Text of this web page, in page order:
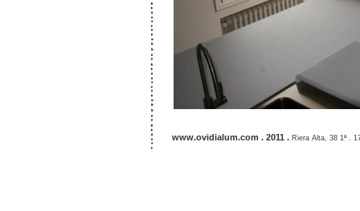
www.ovidialum.com . 2011 . Riera Alta, 38 1ª .